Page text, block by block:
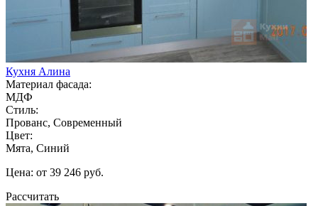
Кухня Алина
Материал фасада:
МДФ
Стиль:
Прованс, Современный
Цвет:
Мята, Синий
Цена: от 39 246 руб.
Рассчитать